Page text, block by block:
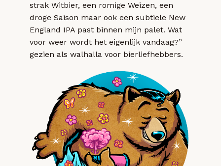
strak Witbier, een romige Weizen, een
droge Saison maar ook een subtiele New
England IPA past binnen mijn palet. Wat
voor weer wordt het eigenlijk vandaag?”
gezien als walhalla voor bierliefhebbers.